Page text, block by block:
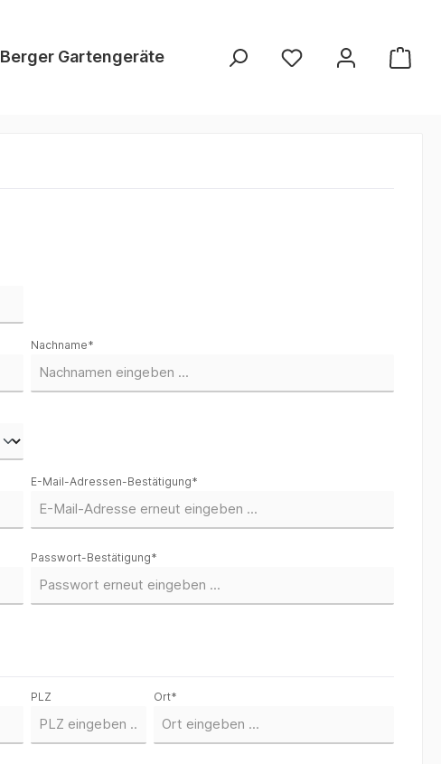
Berger Gartengeräte Mairol Dünger
Nachname*
E-Mail-Adressen-Bestätigung*
Passwort-Bestätigung*
PLZ Ort*